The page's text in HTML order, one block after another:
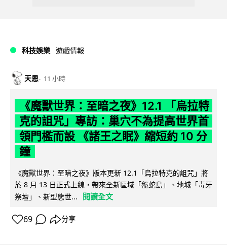
科技娛樂 遊戲情報
天恩 11 小時
《魔獸世界：至暗之夜》12.1 「烏拉特
克的詛咒」專訪：巢穴不為提高世界首
領門檻而設 《諸王之眠》縮短約 10 分
鐘
《魔獸世界：至暗之夜》版本更新 12.1「烏拉特克的詛咒」將
於 8 月 13 日正式上線，帶來全新區域「盤蛇島」、地城「毒牙
祭壇」、新型態世...
閱讀全文
69 分享